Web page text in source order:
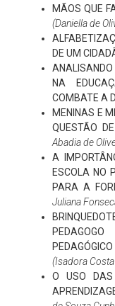
MÃOS QUE
(Daniella de
DE UM
NA
COMBATE A
MENINAS E
QUESTÃO
Abadia de
A
ESCOLA NO
PARA A
Juliana
(Isadora
O USO DAS